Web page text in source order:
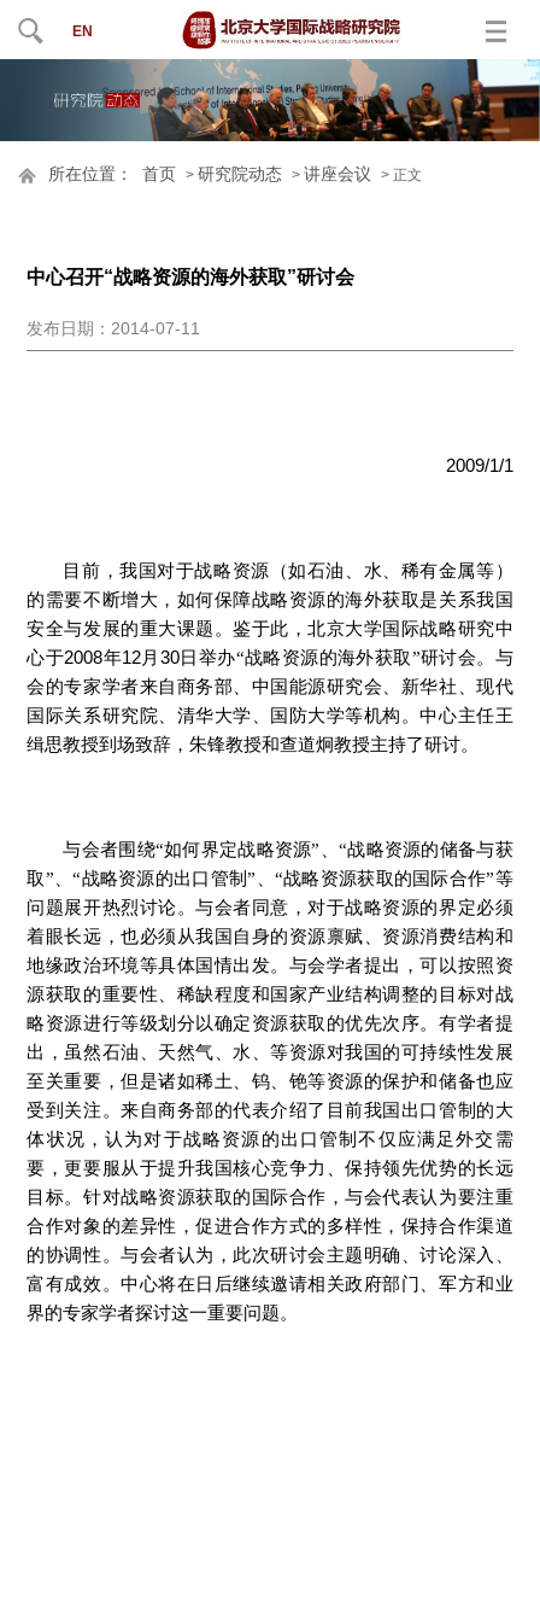
EN
所在位置： 首页 >研究院动态 >讲座会议 > 正文
中心召开“战略资源的海外获取”研讨会
发布日期：2014-07-11
2009/1/1
目前，我国对于战略资源（如石油、水、稀有金属等）
的需要不断增大，如何保障战略资源的海外获取是关系我国
安全与发展的重大课题。鉴于此，北京大学国际战略研究中
心于2008年12月 30日举办“战略资源的海外获取”研讨会。与
会的专家学者来自商务部、中国能源研究会、新华社、现代
国际关系研究院、清华大学、国防大学等机构。中心主任王
缉思教授到场致辞，朱锋教授和查道炯教授主持了研讨。
与会者围绕“如何界定战略资源”、“战略资源的储备与获
取”、“战略资源的出口管制”、“战略资源获取的国际合作”等
问题展开热烈讨论。与会者同意，对于战略资源的界定必须
着眼长远，也必须从我国自身的资源禀赋、资源消费结构和
地缘政治环境等具体国情出发。与会学者提出，可以按照资
源获取的重要性、稀缺程度和国家产业结构调整的目标对战
略资源进行等级划分以确定资源获取的优先次序。有学者提
出，虽然石油、天然气、水、等资源对我国的可持续性发展
至关重要，但是诸如稀土、钨、铯等资源的保护和储备也应
受到关注。来自商务部的代表介绍了目前我国出口管制的大
体状况，认为对于战略资源的出口管制不仅应满足外交需
要，更要服从于提升我国核心竞争力、保持领先优势的长远
目标。针对战略资源获取的国际合作，与会代表认为要注重
合作对象的差异性，促进合作方式的多样性，保持合作渠道
的协调性。与会者认为，此次研讨会主题明确、讨论深入、
富有成效。中心将在日后继续邀请相关政府部门、军方和业
界的专家学者探讨这一重要问题。